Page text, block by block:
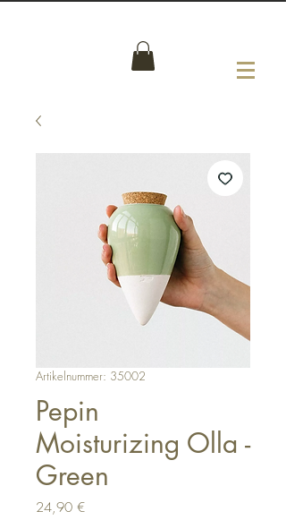
Artikelnummer: 35002
Pepin
Moisturizing Olla -
Green
24,90 €Preis